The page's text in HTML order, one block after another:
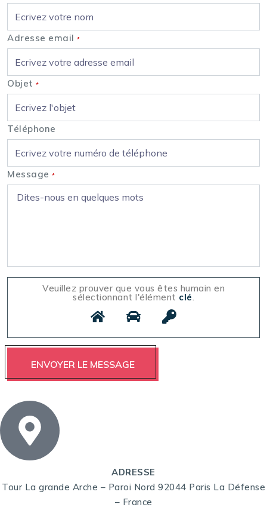
Adresse email *
Objet *
Téléphone
Message *
Veuillez prouver que vous êtes humain en
sélectionnant l'élément clé.
ADRESSE
Tour La grande Arche – Paroi Nord 92044 Paris La Défense
– France